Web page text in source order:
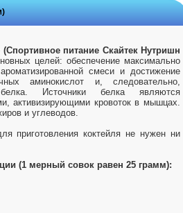
питание Скайтек Нутришн
целей: обеспечение максимально
смеси и достижение
аминокислот и, следовательно,
Источники белка являются
активизирующими кровоток в мышцах.
и углеводов.
приготовления коктейля не нужен ни
(1 мерный совок равен 25 грамм):